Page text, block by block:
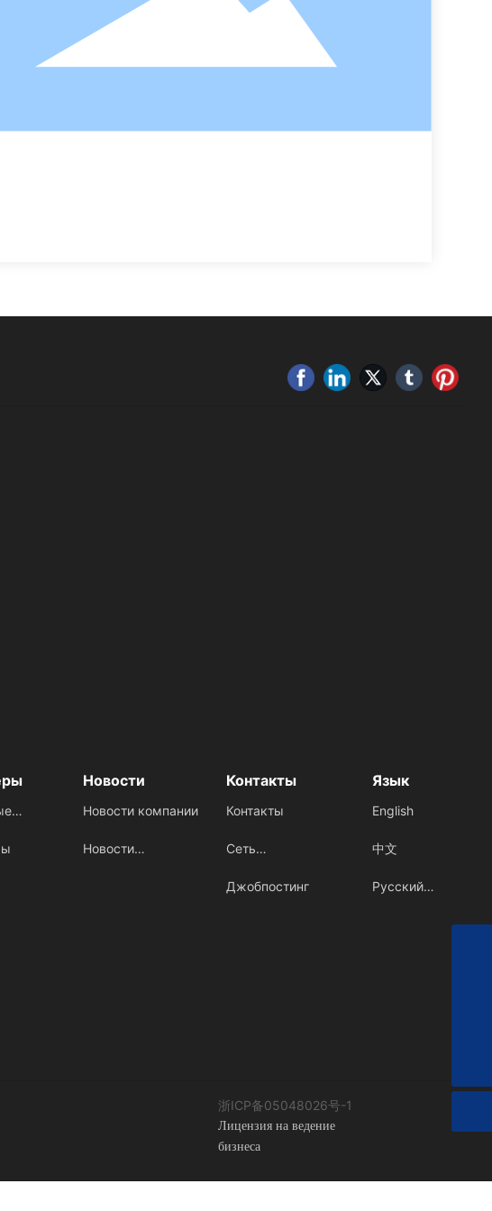
Новости
Новости компании
Новости
Контакты
Контакты
Сеть
обслуживания
Джобпостинг
Язык
English
中文
Русский
浙ICP备05048026号-1
Лицензия на ведение
бизнеса